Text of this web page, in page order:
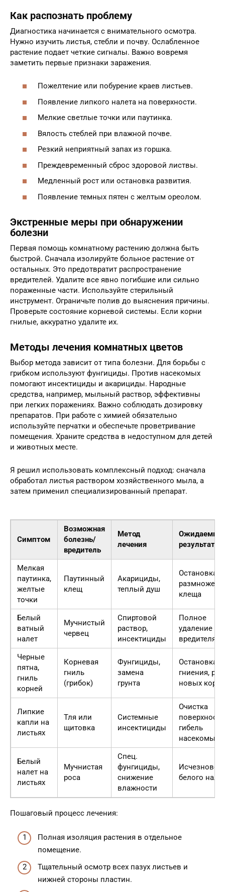
Как распознать проблему
Диагностика начинается с внимательного осмотра.
Нужно изучить листья, стебли и почву. Ослабленное
растение подает четкие сигналы. Важно вовремя
заметить первые признаки заражения.
Пожелтение или побурение краев листьев.
Появление липкого налета на поверхности.
Мелкие светлые точки или паутинка.
Вялость стеблей при влажной почве.
Резкий неприятный запах из горшка.
Преждевременный сброс здоровой листвы.
Медленный рост или остановка развития.
Появление темных пятен с желтым ореолом.
Экстренные меры при обнаружении
болезни
Первая помощь комнатному растению должна быть
быстрой. Сначала изолируйте больное растение от
остальных. Это предотвратит распространение
вредителей. Удалите все явно погибшие или сильно
пораженные части. Используйте стерильный
инструмент. Ограничьте полив до выяснения причины.
Проверьте состояние корневой системы. Если корни
гнилые, аккуратно удалите их.
Методы лечения комнатных цветов
Выбор метода зависит от типа болезни. Для борьбы с
грибком используют фунгициды. Против насекомых
помогают инсектициды и акарициды. Народные
средства, например, мыльный раствор, эффективны
при легких поражениях. Важно соблюдать дозировку
препаратов. При работе с химией обязательно
используйте перчатки и обеспечьте проветривание
помещения. Храните средства в недоступном для детей
и животных месте.
Я решил использовать комплексный подход: сначала
обработал листья раствором хозяйственного мыла, а
затем применил специализированный препарат.
Симптом
Возможная
болезнь/
вредитель
Метод
лечения
Ожидаемый
результат
Мелкая
паутинка,
желтые
точки
Паутинный
клещ
Акарициды,
теплый душ
Остановка
клеща
Белый
ватный
налет
Мучнистый
червец
Спиртовой
раствор,
инсектициды
Полное
удаление
вредителя
Черные
пятна,
гниль
корней
Корневая
гниль
(грибок)
Фунгициды,
замена
грунта
Остановка
гниения,
новых
Липкие
капли на
листьях
Тля или
щитовка
Системные
инсектициды
Очистка
гибель
насекомых
Белый
налет на
листьях
Мучнистая
роса
Спец.
фунгициды,
снижение
влажности
белого
Пошаговый процесс лечения:
Полная изоляция растения в отдельное
помещение.
Тщательный осмотр всех пазух листьев и
нижней стороны пластин.